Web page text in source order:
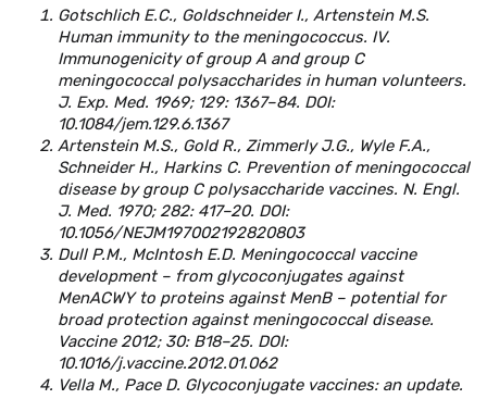
Gotschlich E.C., Goldschneider I., Artenstein M.S.
Human immunity to the meningococcus. IV.
Immunogenicity of group A and group C
meningococcal polysaccharides in human volunteers.
J. Exp. Med. 1969; 129: 1367–84. DOI:
10.1084/jem.129.6.1367
Artenstein M.S., Gold R., Zimmerly J.G., Wyle F.A.,
Schneider H., Harkins С. Prevention of meningococcal
disease by group C polysaccharide vaccines. N. Engl.
J. Med. 1970; 282: 417–20. DOI:
10.1056/NEJM197002192820803
Dull P.M., McIntosh E.D. Meningococcal vaccine
development – from glycoconjugates against
MenACWY to proteins against MenB – potential for
broad protection against meningococcal disease.
Vaccine 2012; 30: B18–25. DOI:
10.1016/j.vaccine.2012.01.062
Vella M., Pace D. Glycoconjugate vaccines: an update.